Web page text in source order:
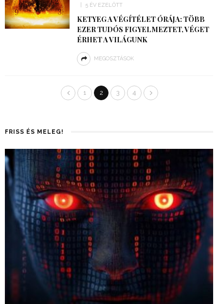
5 ÉV EZELŐTT
KETYEG A VÉGÍTÉLET ÓRÁJA: TÖBB
EZER TUDÓS FIGYELMEZTET, VÉGET
ÉRHET A VILÁGUNK
MEGOSZTÁSOK
1 2 3 4
FRISS ÉS MELEG!